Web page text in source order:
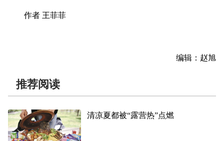
作者 王菲菲
编辑：赵旭
推荐阅读
清凉夏都被“露营热”点燃